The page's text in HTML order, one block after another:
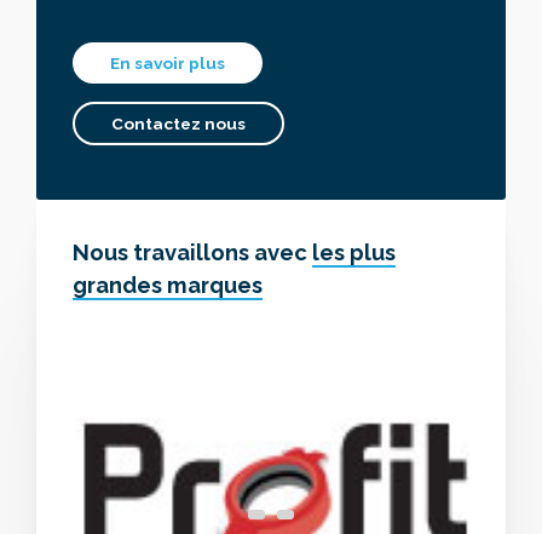
En savoir plus
Contactez nous
Nous travaillons avec les plus
grandes marques